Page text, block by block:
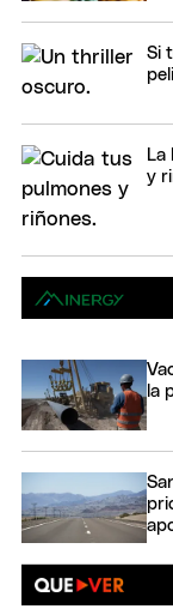
Si
La
y
la